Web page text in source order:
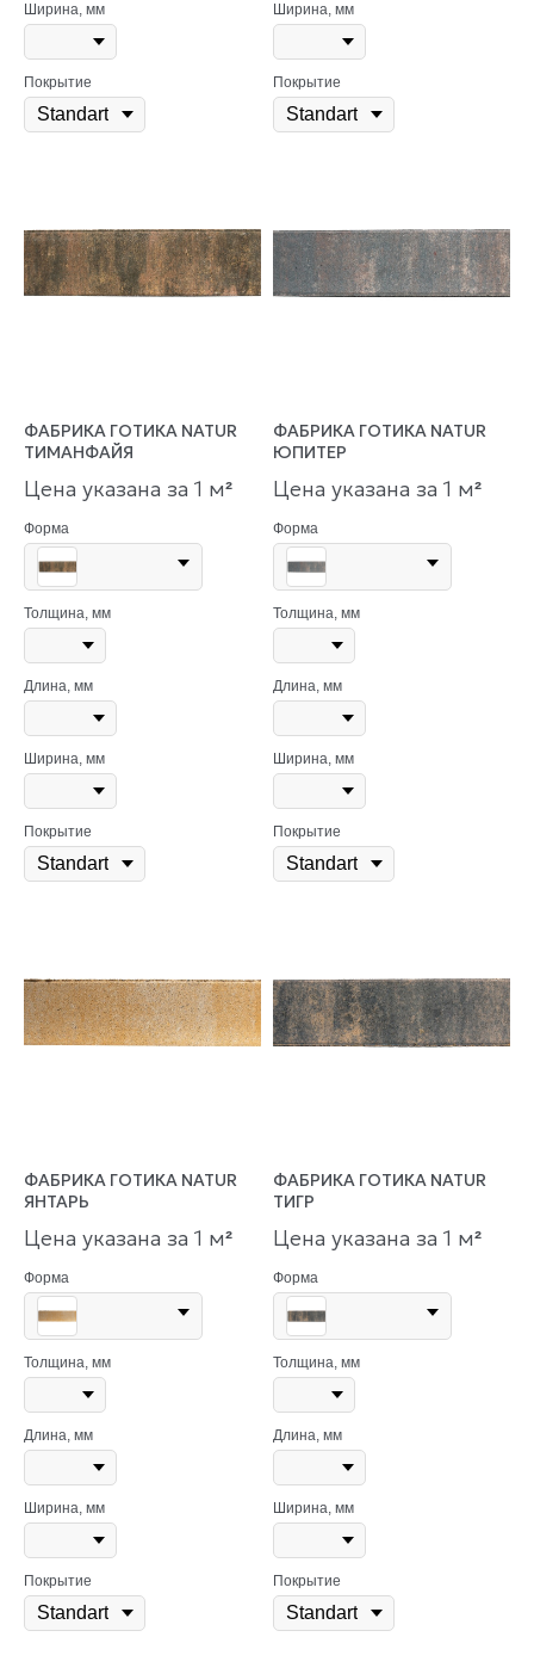
Ширина, мм
Покрытие
Ширина, мм
Покрытие
ФАБРИКА ГОТИКА NATUR
ТИМАНФАЙЯ
Цена указана за 1 м²
Форма
Толщина, мм
Длина, мм
Ширина, мм
Покрытие
ФАБРИКА ГОТИКА NATUR
ЮПИТЕР
Цена указана за 1 м²
Форма
Толщина, мм
Длина, мм
Ширина, мм
Покрытие
ФАБРИКА ГОТИКА NATUR
ЯНТАРЬ
Цена указана за 1 м²
Форма
Толщина, мм
Длина, мм
Ширина, мм
Покрытие
ФАБРИКА ГОТИКА NATUR
ТИГР
Цена указана за 1 м²
Форма
Толщина, мм
Длина, мм
Ширина, мм
Покрытие